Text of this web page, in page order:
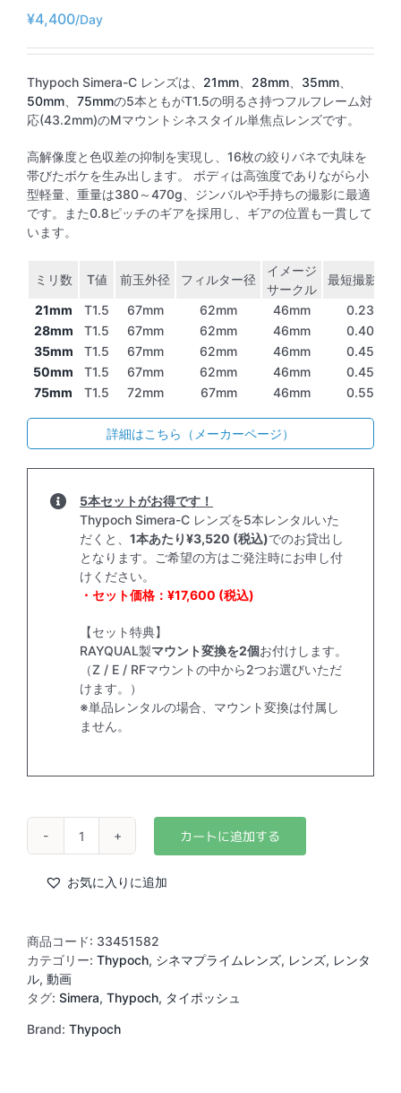
¥4,400
Thypoch Simera-C レンズは、 21mm、 28mm、 35mm、
50mm、 75mmの5本ともがT1.5の明るさ持つフルフレーム対
応(43.2mm)のMマウントシネスタイル単焦点レンズです。
高解像度と色収差の抑制を実現し、16枚の絞りバネで丸味を
帯びたボケを生み出します。 ボディは高強度でありながら小
型軽量、重量は380～470g、ジンバルや手持ちの撮影に最適
です。また0.8ピッチのギアを採用し、ギアの位置も一貫して
います。
ミリ数 T値 前玉外径 フィルター径
イメージ
サークル
最短撮影距
21mm
T1.5 67mm 62mm 46mm
0.23m
28mm
T1.5 67mm 62mm 46mm
0.40m
35mm
T1.5 67mm 62mm 46mm
0.45m
50mm
T1.5 67mm 62mm 46mm
0.45m
75mm
T1.5 72mm 67mm 46mm 0.55m
詳細はこちら（メーカーページ）
5本セットがお得です！
Thypoch Simera-C レンズを5本レンタルいた
だくと、 1本あたり¥3,520 (税込)でのお貸出し
となります。ご希望の方はご発注時にお申し付
けください。
・セット価格：¥17,600 (税込)
【セット特典】
RAYQUAL製マウント変換を2個お付けします。
（Z / E / RFマウントの中から2つお選びいただ
けます。）
※単品レンタルの場合、マウント変換は付属し
ません。
Thypoch
C
(M)
個
お気に入りに追加
商品コード: 33451582
カテゴリー: Thypoch, シネマプライムレンズ, レンズ, レンタ
ル, 動画
タグ: Simera, Thypoch, タイポッシュ
Brand: Thypoch